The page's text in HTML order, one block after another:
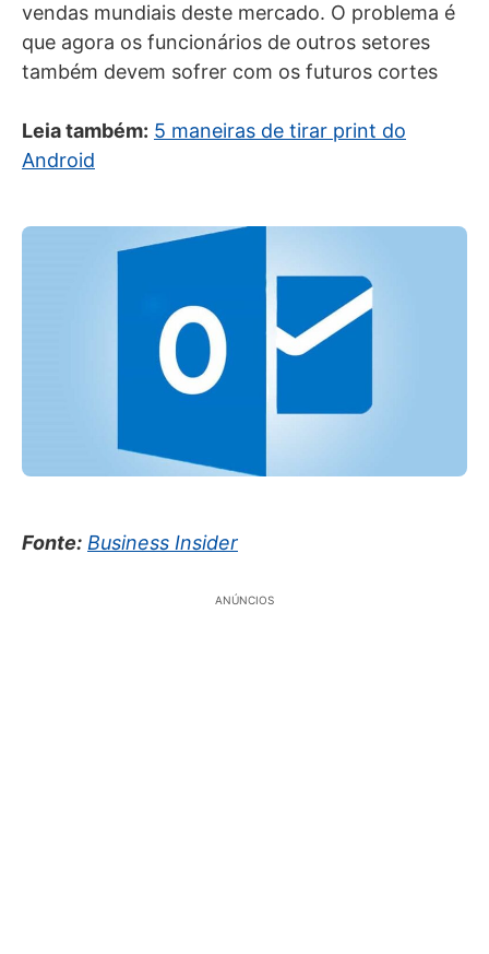
vendas mundiais deste mercado. O problema é
que agora os funcionários de outros setores
também devem sofrer com os futuros cortes
Leia também: 5 maneiras de tirar print do
Android
Fonte: Business Insider
ANÚNCIOS